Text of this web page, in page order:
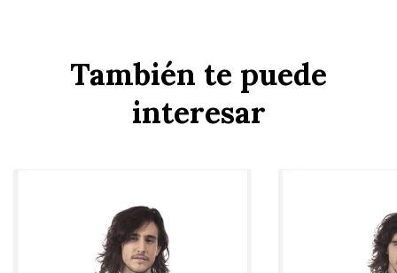
También te puede
interesar